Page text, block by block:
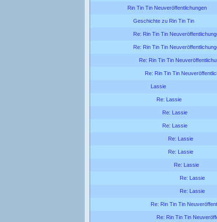
Rin Tin Tin Neuveröffentlichungen
Geschichte zu Rin Tin Tin
Re: Rin Tin Tin
Re: Rin Tin Tin
Re: Rin Tin Tin
Re: Rin Tin Tin
Lassie
Re: Lassie
Re: Lassie
Re: Lassie
Re: Lassie
Re: Lassie
Re: Lassie
Re: Lassie
Re: Lassie
Re: Rin Tin Tin
Re: Rin Tin Tin